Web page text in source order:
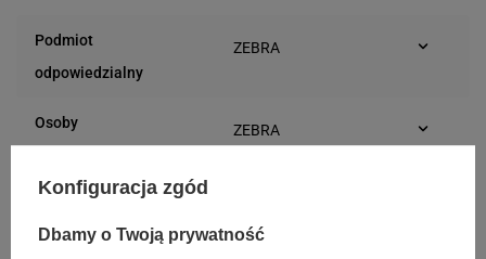
Podmiot
odpowiedzialny
ZEBRA
Osoby
ZEBRA
Konfiguracja zgód
Dbamy o Twoją prywatność